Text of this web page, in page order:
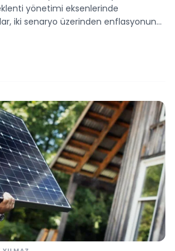
yönetimi eksenlerinde
iki senaryo üzerinden enflasyonun